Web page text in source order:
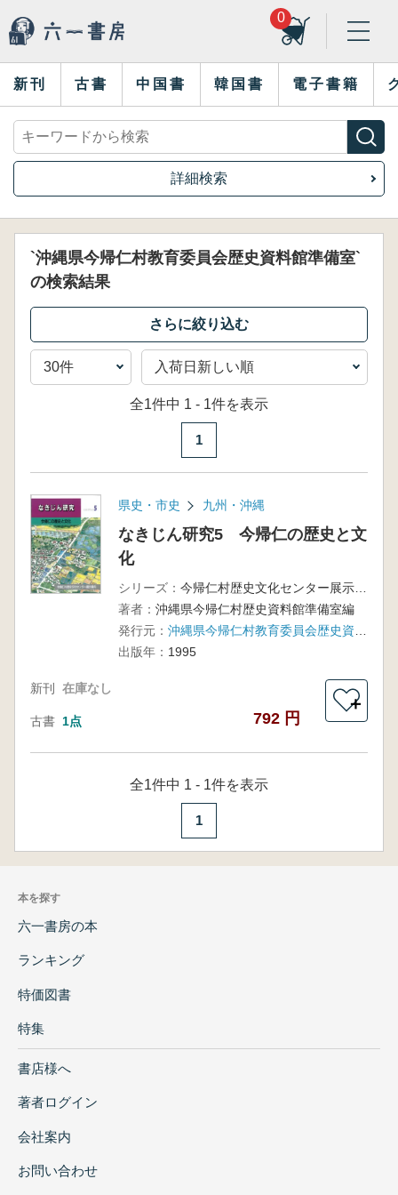
0
新刊 古書 中国書 韓国書 電子書籍
詳細検索
`沖縄県今帰仁村教育委員会歴史資料館準備室`
の検索結果
全1件中 1 - 1件を表示
1
県史・市史 九州・沖縄
なきじん研究5 今帰仁の歴史と文
化
シリーズ：
今帰仁村歴史文化センター展示案内
著者： 沖縄県今帰仁村歴史資料館準備室編
発行元：
出版年： 1995
新刊 在庫なし
古書 1点 792 円
＋
全1件中 1 - 1件を表示
1
本を探す
六一書房の本
ランキング
特価図書
特集
書店様へ
著者ログイン
会社案内
お問い合わせ